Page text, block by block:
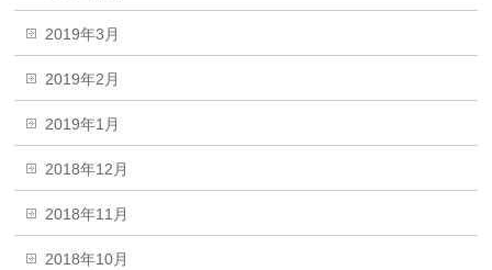
2019年3月
2019年2月
2019年1月
2018年12月
2018年11月
2018年10月